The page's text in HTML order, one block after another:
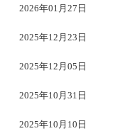
2026年01月27日
2025年12月23日
2025年12月05日
2025年10月31日
2025年10月10日